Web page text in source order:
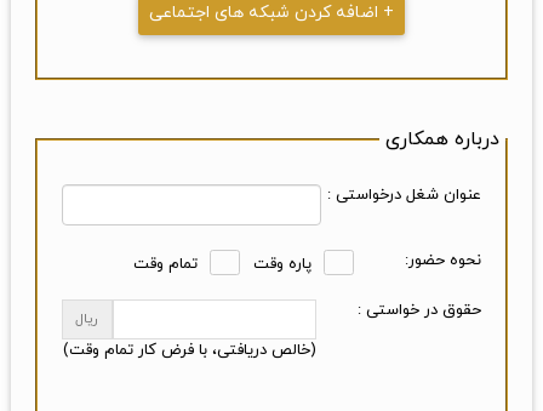
+ اضافه کردن شبکه های اجتماعی
درباره همکاری
عنوان شغل درخواستی :
نحوه حضور: پاره وقت تمام وقت
حقوق در خواستی : ریال
(خالص دریافتی، با فرض کار تمام وقت)